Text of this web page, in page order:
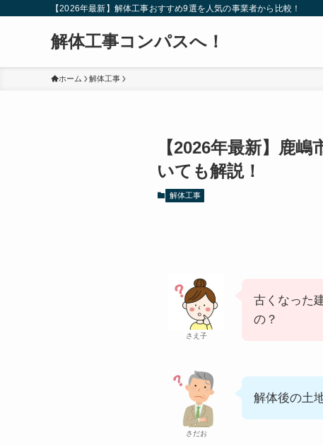
【2026年最新】解体工事おすすめ9選を人気の事業者から比較！
解体工事コンパスへ！
ホーム 解体工事
【2026年最新】鹿
いても解説！
解体工事
さえ子
古くなった
の？
さだお
解体後の土